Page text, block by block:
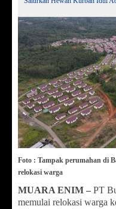
Foto : Tampak perumahan di
relokasi warga
MUARA ENIM – PT
memulai relokasi warga